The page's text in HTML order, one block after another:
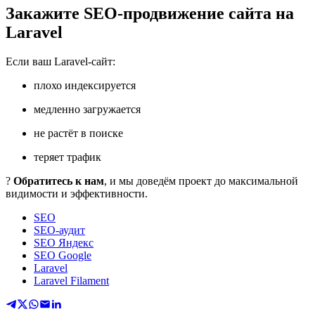
Закажите SEO-продвижение сайта на
Laravel
Если ваш Laravel-сайт:
плохо индексируется
медленно загружается
не растёт в поиске
теряет трафик
? Обратитесь к нам, и мы доведём проект до максимальной
видимости и эффективности.
SEO
SEO-аудит
SEO Яндекс
SEO Google
Laravel
Laravel Filament